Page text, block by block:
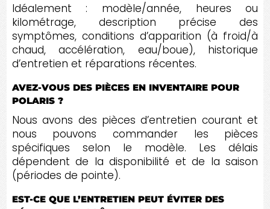
Idéalement : modèle/année, heures ou
kilométrage, description précise des
symptômes, conditions d’apparition (à froid/à
chaud, accélération, eau/boue), historique
d’entretien et réparations récentes.
AVEZ-VOUS DES PIÈCES EN INVENTAIRE POUR
POLARIS ?
Nous avons des pièces d’entretien courant et
nous pouvons commander les pièces
spécifiques selon le modèle. Les délais
dépendent de la disponibilité et de la saison
(périodes de pointe).
EST-CE QUE L’ENTRETIEN PEUT ÉVITER DES